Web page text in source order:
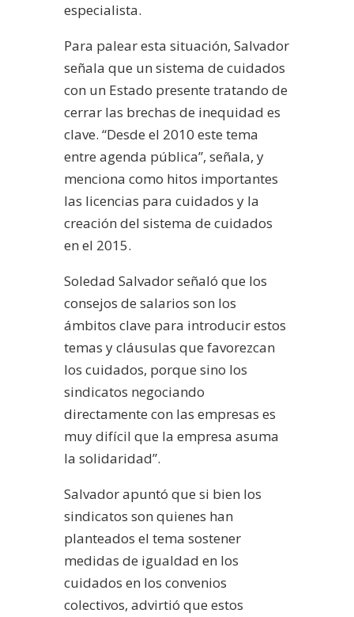
especialista.
Para palear esta situación, Salvador
señala que un sistema de cuidados
con un Estado presente tratando de
cerrar las brechas de inequidad es
clave. “Desde el 2010 este tema
entre agenda pública”, señala, y
menciona como hitos importantes
las licencias para cuidados y la
creación del sistema de cuidados
en el 2015.
Soledad Salvador señaló que los
consejos de salarios son los
ámbitos clave para introducir estos
temas y cláusulas que favorezcan
los cuidados, porque sino los
sindicatos negociando
directamente con las empresas es
muy difícil que la empresa asuma
la solidaridad”.
Salvador apuntó que si bien los
sindicatos son quienes han
planteados el tema sostener
medidas de igualdad en los
cuidados en los convenios
colectivos, advirtió que estos